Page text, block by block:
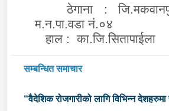
ठेगाना :
म.न.पा.वडा नं.०४
हाल : का.जि.सितापाईला
सम्बन्धित समाचार
“वैदेशिक रोजगारीको लागि विभिन्न देशहरुमा